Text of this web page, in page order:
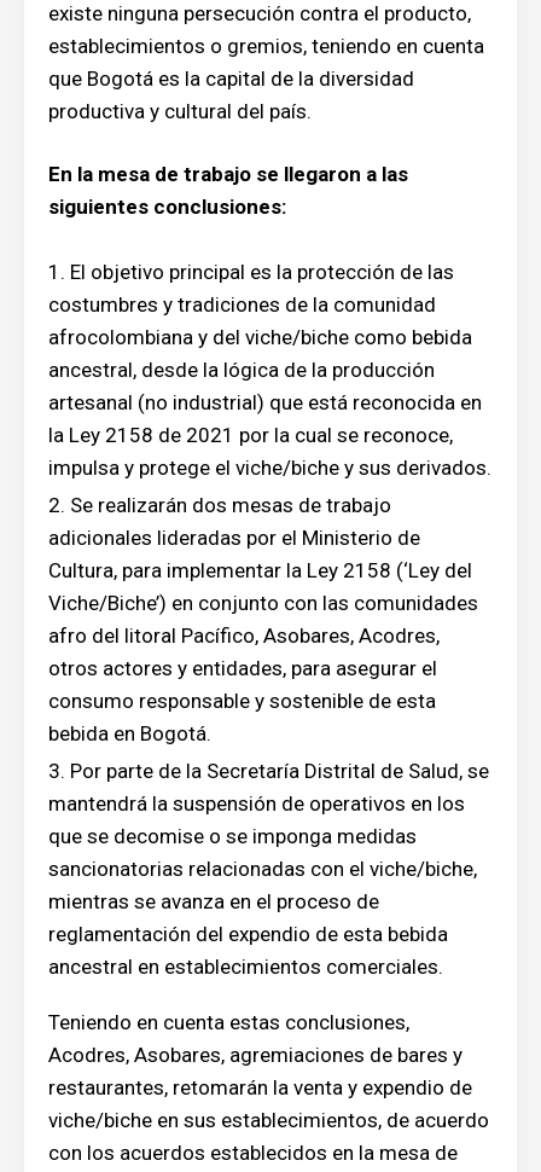
existe ninguna persecución contra el producto,
establecimientos o gremios, teniendo en cuenta
que Bogotá es la capital de la diversidad
productiva y cultural del país.
En la mesa de trabajo se llegaron a las
siguientes conclusiones:
El objetivo principal es la protección de las
costumbres y tradiciones de la comunidad
afrocolombiana y del viche/biche como bebida
ancestral, desde la lógica de la producción
artesanal (no industrial) que está reconocida en
la Ley 2158 de 2021 por la cual se reconoce,
impulsa y protege el viche/biche y sus derivados.
Se realizarán dos mesas de trabajo
adicionales lideradas por el Ministerio de
Cultura, para implementar la Ley 2158 (‘Ley del
Viche/Biche’) en conjunto con las comunidades
afro del litoral Pacífico, Asobares, Acodres,
otros actores y entidades, para asegurar el
consumo responsable y sostenible de esta
bebida en Bogotá.
Por parte de la Secretaría Distrital de Salud, se
mantendrá la suspensión de operativos en los
que se decomise o se imponga medidas
sancionatorias relacionadas con el viche/biche,
mientras se avanza en el proceso de
reglamentación del expendio de esta bebida
ancestral en establecimientos comerciales.
Teniendo en cuenta estas conclusiones,
Acodres, Asobares, agremiaciones de bares y
restaurantes, retomarán la venta y expendio de
viche/biche en sus establecimientos, de acuerdo
con los acuerdos establecidos en la mesa de